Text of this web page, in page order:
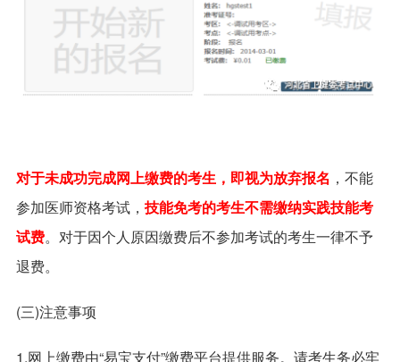
对于未成功完成网上缴费的考生，即视为放弃报名 ，不能
参加医师资格考试， 技能免考的考生不需缴纳实践技能考
试费。对于因个人原因缴费后不参加考试的考生一律不予
退费。
(三)注意事项
1.网上缴费由“易宝支付”缴费平台提供服务。请考生务必牢